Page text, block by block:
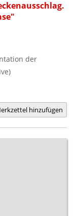
der
hinzufügen